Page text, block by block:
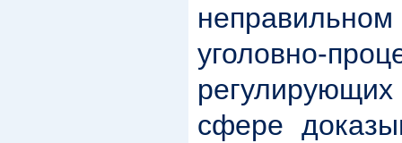
уголовно-
регулирующих
сфере